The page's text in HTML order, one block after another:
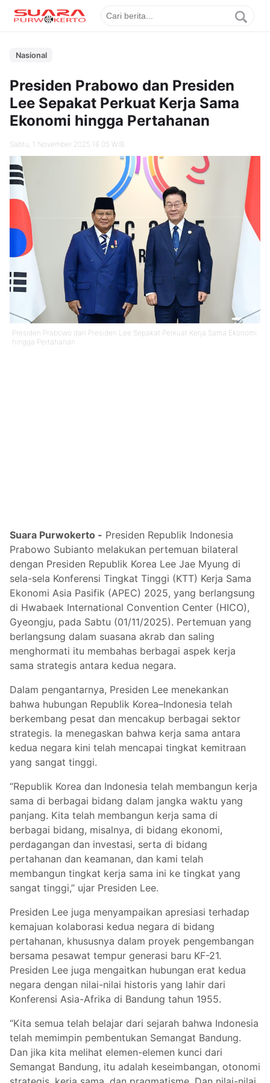
Nasional
Presiden Prabowo dan Presiden
Lee Sepakat Perkuat Kerja Sama
Ekonomi hingga Pertahanan
Sabtu, 1 November 2025 16.05 WIB
Presiden Prabowo dan Presiden Lee Sepakat Perkuat Kerja Sama Ekonomi
hingga Pertahanan
Suara Purwokerto - Presiden Republik Indonesia
Prabowo Subianto melakukan pertemuan bilateral
dengan Presiden Republik Korea Lee Jae Myung di
sela-sela Konferensi Tingkat Tinggi (KTT) Kerja Sama
Ekonomi Asia Pasifik (APEC) 2025, yang berlangsung
di Hwabaek International Convention Center (HICO),
Gyeongju, pada Sabtu (01/11/2025). Pertemuan yang
berlangsung dalam suasana akrab dan saling
menghormati itu membahas berbagai aspek kerja
sama strategis antara kedua negara.
Dalam pengantarnya, Presiden Lee menekankan
bahwa hubungan Republik Korea–Indonesia telah
berkembang pesat dan mencakup berbagai sektor
strategis. Ia menegaskan bahwa kerja sama antara
kedua negara kini telah mencapai tingkat kemitraan
yang sangat tinggi.
“Republik Korea dan Indonesia telah membangun kerja
sama di berbagai bidang dalam jangka waktu yang
panjang. Kita telah membangun kerja sama di
berbagai bidang, misalnya, di bidang ekonomi,
perdagangan dan investasi, serta di bidang
pertahanan dan keamanan, dan kami telah
membangun tingkat kerja sama ini ke tingkat yang
sangat tinggi,” ujar Presiden Lee.
Presiden Lee juga menyampaikan apresiasi terhadap
kemajuan kolaborasi kedua negara di bidang
pertahanan, khususnya dalam proyek pengembangan
bersama pesawat tempur generasi baru KF-21.
Presiden Lee juga mengaitkan hubungan erat kedua
negara dengan nilai-nilai historis yang lahir dari
Konferensi Asia-Afrika di Bandung tahun 1955.
“Kita semua telah belajar dari sejarah bahwa Indonesia
telah memimpin pembentukan Semangat Bandung.
Dan jika kita melihat elemen-elemen kunci dari
Semangat Bandung, itu adalah keseimbangan, otonomi